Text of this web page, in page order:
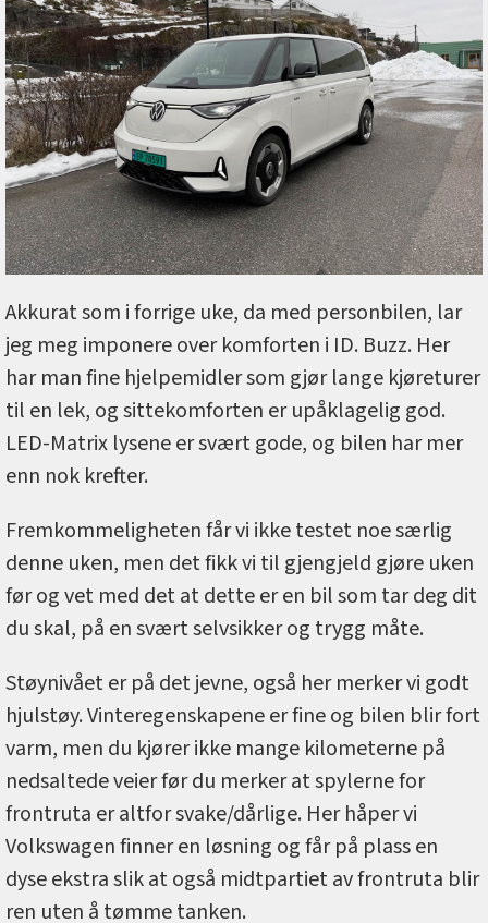
Akkurat som i forrige uke, da med personbilen, lar
jeg meg imponere over komforten i ID. Buzz. Her
har man fine hjelpemidler som gjør lange kjøreturer
til en lek, og sittekomforten er upåklagelig god.
LED-Matrix lysene er svært gode, og bilen har mer
enn nok krefter.
Fremkommeligheten får vi ikke testet noe særlig
denne uken, men det fikk vi til gjengjeld gjøre uken
før og vet med det at dette er en bil som tar deg dit
du skal, på en svært selvsikker og trygg måte.
Støynivået er på det jevne, også her merker vi godt
hjulstøy. Vinteregenskapene er fine og bilen blir fort
varm, men du kjører ikke mange kilometerne på
nedsaltede veier før du merker at spylerne for
frontruta er altfor svake/dårlige. Her håper vi
Volkswagen finner en løsning og får på plass en
dyse ekstra slik at også midtpartiet av frontruta blir
ren uten å tømme tanken.